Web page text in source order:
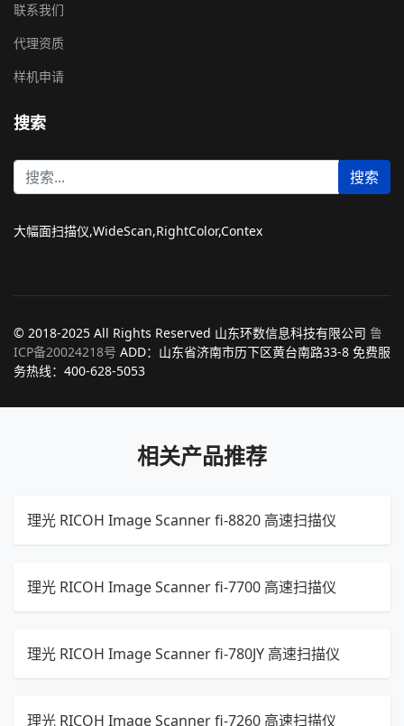
联系我们
代理资质
样机申请
搜索
站
内
索
搜索
大幅面扫描仪,WideScan,RightColor,Contex
© 2018-2025 All Rights Reserved 山东环数信息科技有限公司 鲁
ICP备20024218号 ADD：山东省济南市历下区黄台南路33-8 免费服
务热线：400-628-5053
相关产品推荐
理光 RICOH Image Scanner fi-8820 高速扫描仪
理光 RICOH Image Scanner fi-7700 高速扫描仪
理光 RICOH Image Scanner fi-780JY 高速扫描仪
理光 RICOH Image Scanner fi-7260 高速扫描仪